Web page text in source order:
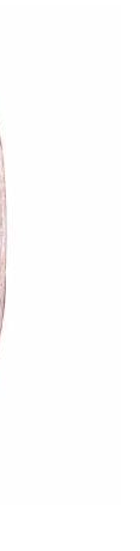
за
на